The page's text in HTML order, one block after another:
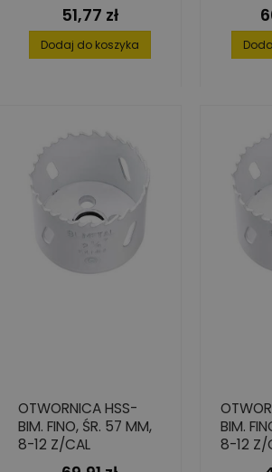
Cena
51,77 zł
Dodaj do koszyka
OTWORNICA HSS-
BIM. FINO, ŚR. 57 MM,
8-12 Z/CAL
BIM.
8-12 Z/